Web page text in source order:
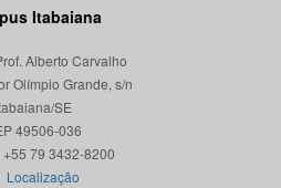
Itabaiana
Alberto Carvalho
Olímpio Grande, s/n
SE
49506-036
Localização